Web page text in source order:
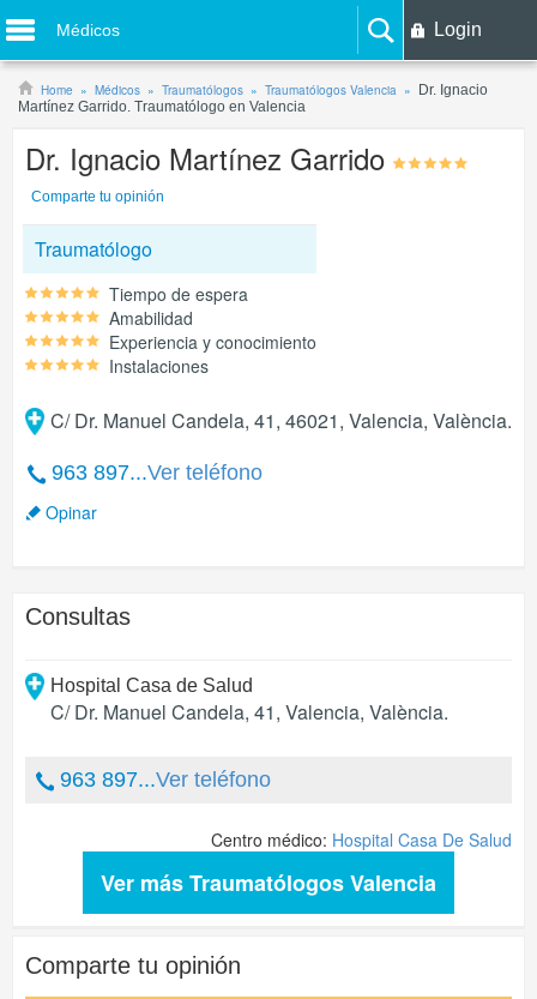
Médicos Login
Home Médicos Traumatólogos Traumatólogos Valencia
Dr. Ignacio
Martínez Garrido. Traumatólogo en Valencia
Dr. Ignacio Martínez Garrido
Comparte tu opinión
Traumatólogo
Tiempo de espera
Amabilidad
Experiencia y conocimiento
Instalaciones
C/ Dr. Manuel Candela, 41, 46021, Valencia, València.
963 897...Ver teléfono
Opinar
Consultas
Hospital Casa de Salud
C/ Dr. Manuel Candela, 41, Valencia, València.
963 897...Ver teléfono
Centro médico: Hospital Casa De Salud
Ver más Traumatólogos Valencia
Comparte tu opinión